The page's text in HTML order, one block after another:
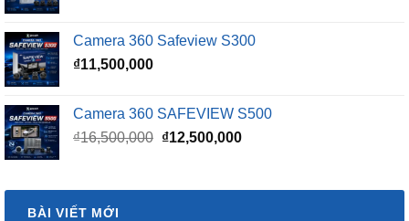
Camera 360 Safeview S300
₫11,500,000
Camera 360 SAFEVIEW S500
₫16,500,000 Giá
₫16,500,000.
₫12,500,000Giá
là:
BÀI VIẾT MỚI